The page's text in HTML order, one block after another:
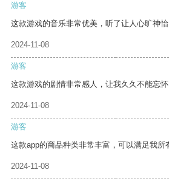
游客
这款游戏的音乐非常优美，听了让人心旷神怡
2024-11-08
游客
这款游戏的剧情非常感人，让我久久不能忘怀
2024-11-08
游客
这款app的商品种类非常丰富，可以满足我所
2024-11-08